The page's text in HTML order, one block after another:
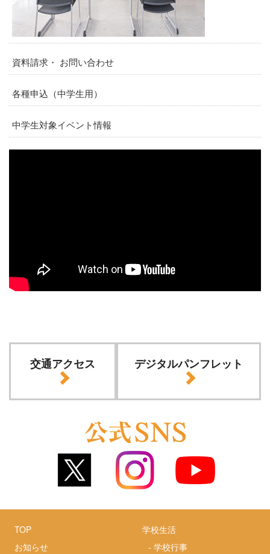
資料請求・ お問い合わせ
各種申込（中学生用）
中学生対象イベント情報
交通アクセス デジタルパンフレット
TOP
お知らせ
学校生活
-学校行事